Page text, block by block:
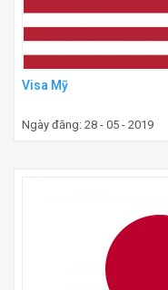
Visa Mỹ
Ngày đăng: 28 - 05 - 2019